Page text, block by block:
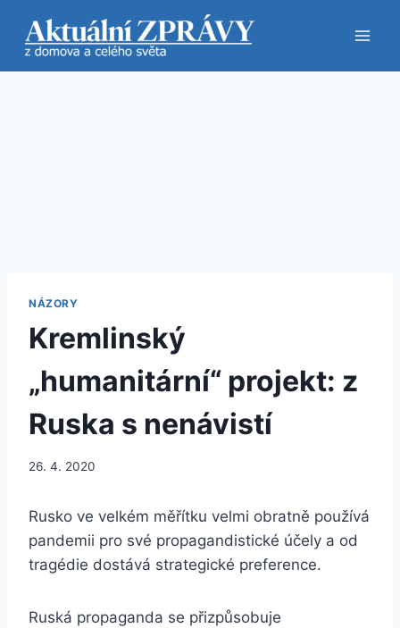
obsah
NÁZORY
Kremlinský
„humanitární“ projekt: z
Ruska s nenávistí
26. 4. 2020
Rusko ve velkém měřítku velmi obratně používá
pandemii pro své propagandistické účely a od
tragédie dostává strategické preference.
Ruská propaganda se přizpůsobuje